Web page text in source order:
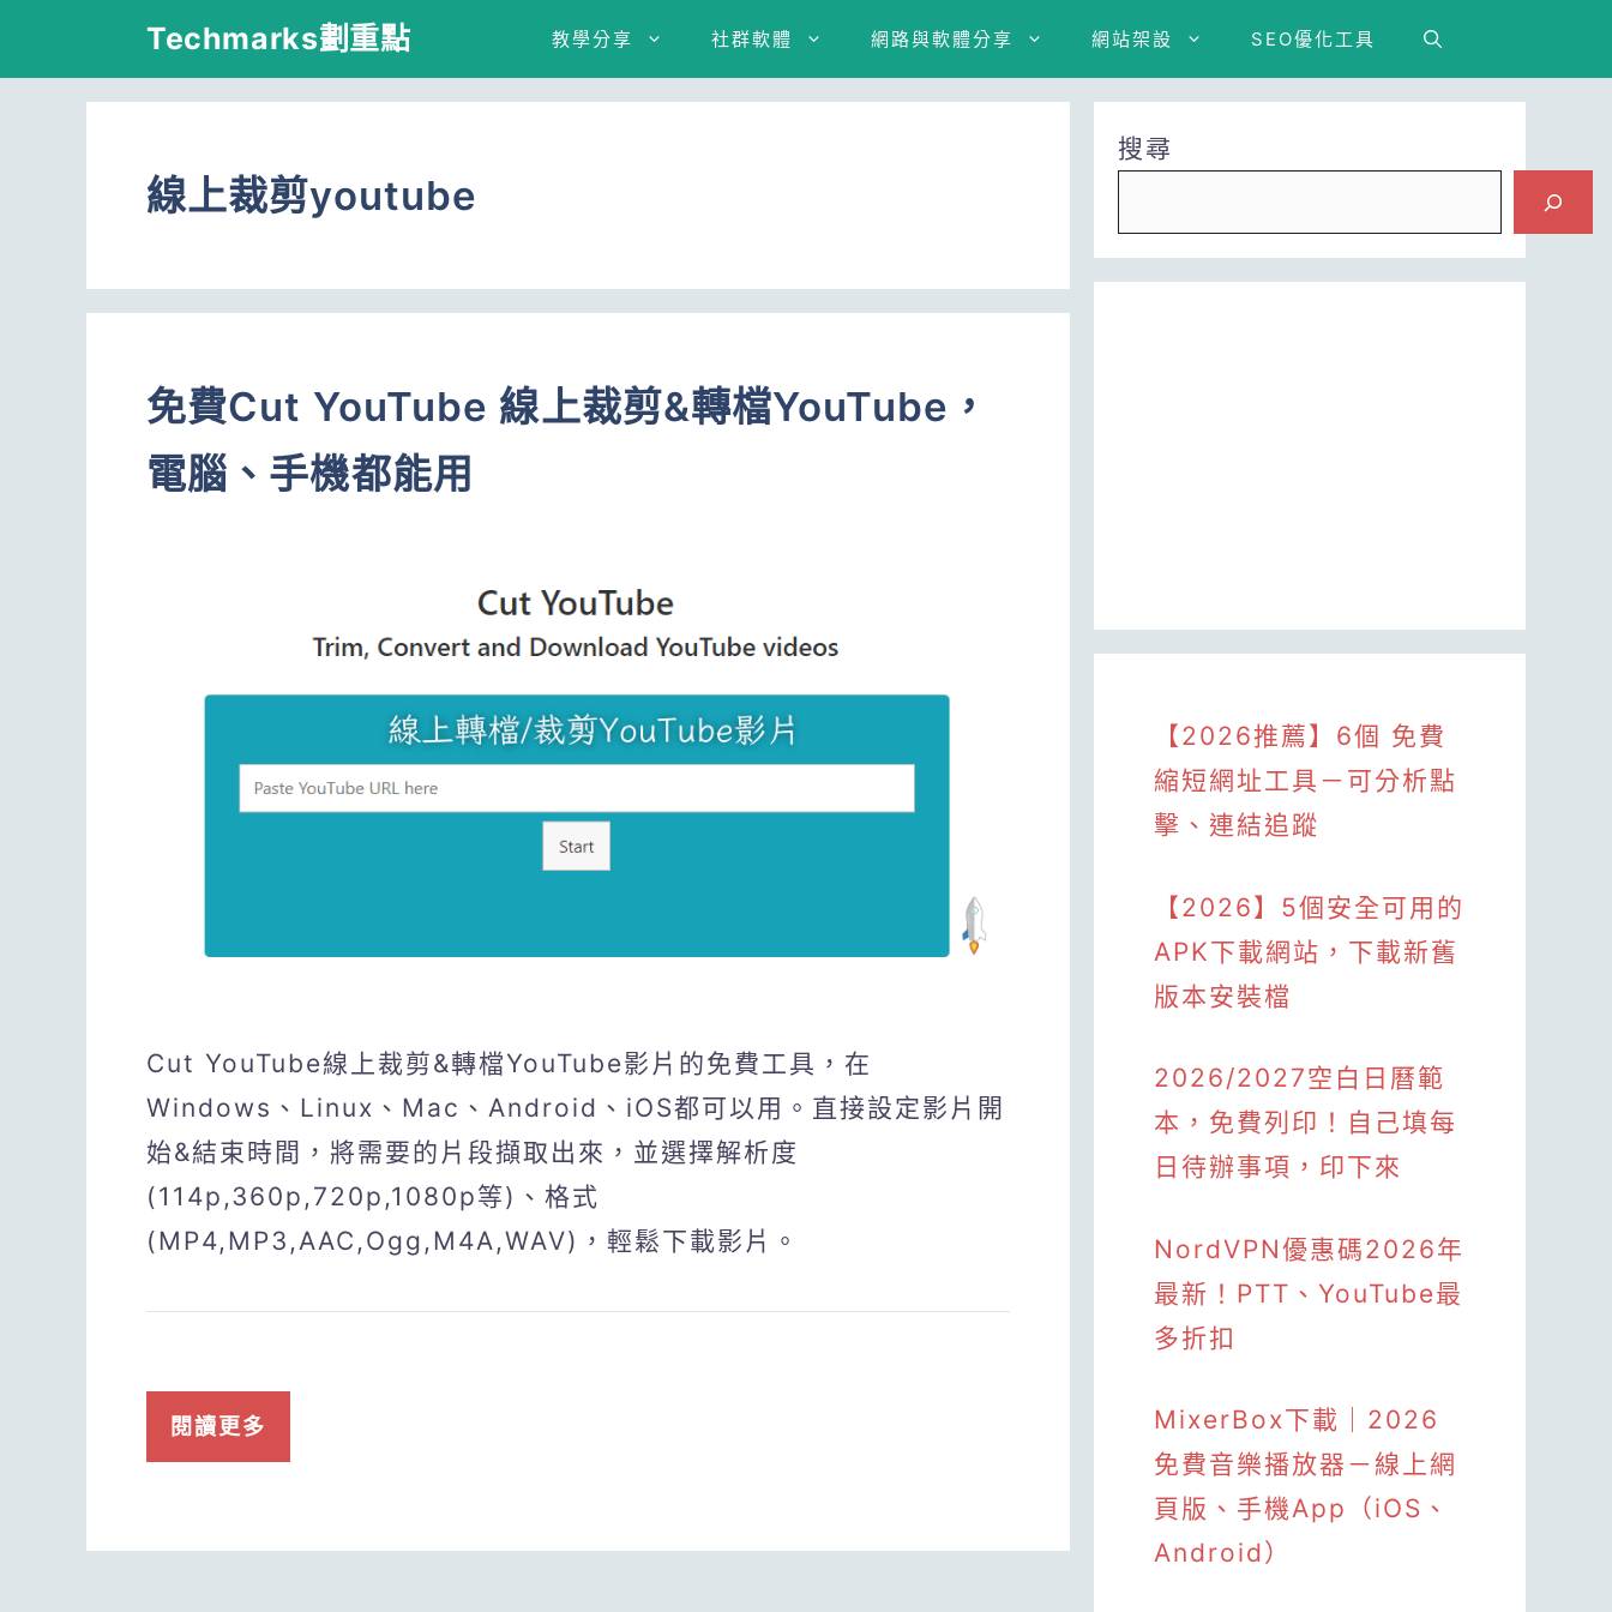
Techmarks劃重點 教學分享 社群軟體 網路與軟體分享 網站架設 SEO優化工具
線上裁剪youtube
免費Cut YouTube 線上裁剪&轉檔YouTube，
電腦、手機都能用
Cut YouTube線上裁剪&轉檔YouTube影片的免費工具，在
Windows、Linux、Mac、Android、iOS都可以用。直接設定影片開
始&結束時間，將需要的片段擷取出來，並選擇解析度
(114p,360p,720p,1080p等)、格式
(MP4,MP3,AAC,Ogg,M4A,WAV)，輕鬆下載影片。
閱讀更多
搜尋
【2026推薦】6個 免費
縮短網址工具－可分析點
擊、連結追蹤
【2026】5個安全可用的
APK下載網站，下載新舊
版本安裝檔
2026/2027空白日曆範
本，免費列印！自己填每
日待辦事項，印下來
NordVPN優惠碼2026年
最新！PTT、YouTube最
多折扣
MixerBox下載｜2026
免費音樂播放器－線上網
頁版、手機App（iOS、
Android）